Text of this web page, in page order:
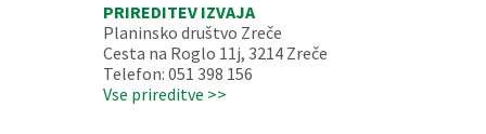
PRIREDITEV IZVAJA
Planinsko društvo Zreče
Cesta na Roglo 11j, 3214 Zreče
Telefon: 051 398 156
Vse prireditve >>